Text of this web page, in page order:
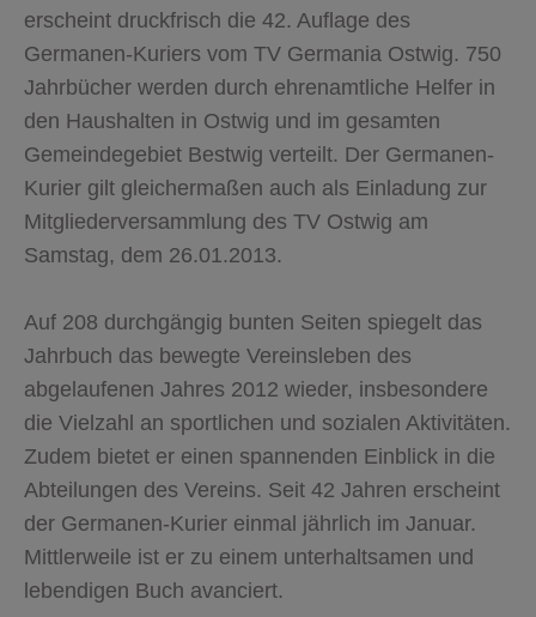
erscheint druckfrisch die 42. Auflage des
Germanen-Kuriers vom TV Germania Ostwig. 750
Jahrbücher werden durch ehrenamtliche Helfer in
den Haushalten in Ostwig und im gesamten
Gemeindegebiet Bestwig verteilt. Der Germanen-
Kurier gilt gleichermaßen auch als Einladung zur
Mitgliederversammlung des TV Ostwig am
Samstag, dem 26.01.2013.
Auf 208 durchgängig bunten Seiten spiegelt das
Jahrbuch das bewegte Vereinsleben des
abgelaufenen Jahres 2012 wieder, insbesondere
die Vielzahl an sportlichen und sozialen Aktivitäten.
Zudem bietet er einen spannenden Einblick in die
Abteilungen des Vereins. Seit 42 Jahren erscheint
der Germanen-Kurier einmal jährlich im Januar.
Mittlerweile ist er zu einem unterhaltsamen und
lebendigen Buch avanciert.